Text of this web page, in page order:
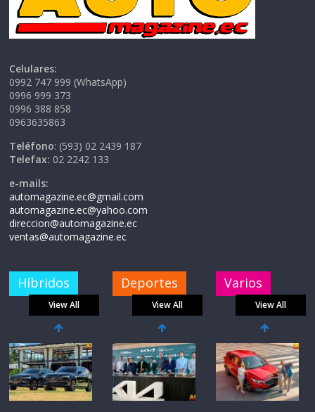
Celulares:
0992 747 999 (WhatsApp)
0996 999 373
0996 388 858
0963635863
Teléfono: (593) 02 2439 187
Telefax: 02 2242 133
e-mails:
automagazine.ec@gmail.com
automagazine.ec@yahoo.com
direccion@automagazine.ec
ventas@automagazine.ec
Híbridos
View All
Deportes
View All
Varios
View All